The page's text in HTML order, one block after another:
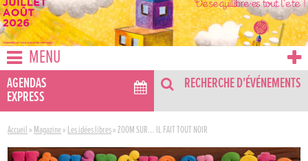
MENU
AGENDAS
EXPRESS
RECHERCHE D'ÉVÉNEMENTS
Accueil » Magazine» Les idées libres»ZOOM SUR… IL FAIT TOUT NOIR